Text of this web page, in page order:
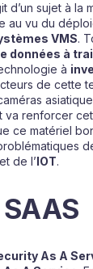
d’un sujet à la
au vu du
VMS.
données à
à
de cette
va renforcer
ce matériel
de l’IOT.
As A